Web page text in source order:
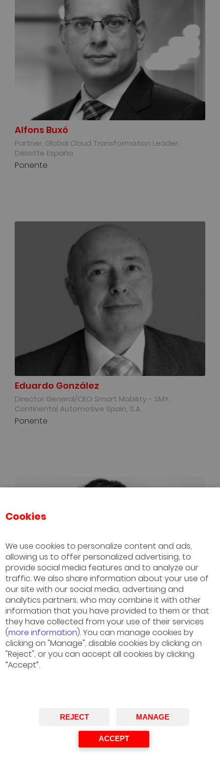
Cookies
We use cookies to personalize content and ads,
allowing us to offer personalized advertising, to
provide social media features and to analyze our
traffic. We also share information about your use of
our site with our social media, advertising and
analytics partners, who may combine it with other
information that you have provided to them or that
they have collected from your use of their services
(more information). You can manage cookies by
clicking on "Manage", disable cookies by clicking on
"Reject", or you can accept all cookies by clicking
“Accept”.
REJECT MANAGE
ACCEPT
Alfons Buxó
Partner, Global Cloud Transformation Leader,
Deloitte España
Ponente
Eduardo González
Director General/CEO Smart Mobility - SMY,
Continental Automotive Spain, S.A.
Ponente
Sergio Martínez
Director ejecutivo, Hispano-Suiza
Ponente